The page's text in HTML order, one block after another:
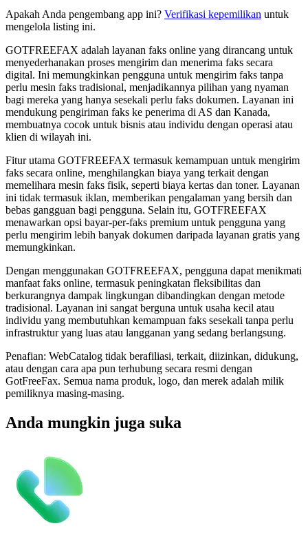
Apakah Anda pengembang app ini? Verifikasi kepemilikan untuk
mengelola listing ini.
GOTFREEFAX adalah layanan faks online yang dirancang untuk
menyederhanakan proses mengirim dan menerima faks secara
digital. Ini memungkinkan pengguna untuk mengirim faks tanpa
perlu mesin faks tradisional, menjadikannya pilihan yang nyaman
bagi mereka yang hanya sesekali perlu faks dokumen. Layanan ini
mendukung pengiriman faks ke penerima di AS dan Kanada,
membuatnya cocok untuk bisnis atau individu dengan operasi atau
klien di wilayah ini.
Fitur utama GOTFREEFAX termasuk kemampuan untuk mengirim
faks secara online, menghilangkan biaya yang terkait dengan
memelihara mesin faks fisik, seperti biaya kertas dan toner. Layanan
ini tidak termasuk iklan, memberikan pengalaman yang bersih dan
bebas gangguan bagi pengguna. Selain itu, GOTFREEFAX
menawarkan opsi bayar-per-faks premium untuk pengguna yang
perlu mengirim lebih banyak dokumen daripada layanan gratis yang
memungkinkan.
Dengan menggunakan GOTFREEFAX, pengguna dapat menikmati
manfaat faks online, termasuk peningkatan fleksibilitas dan
berkurangnya dampak lingkungan dibandingkan dengan metode
tradisional. Layanan ini sangat berguna untuk usaha kecil atau
individu yang membutuhkan kemampuan faks sesekali tanpa perlu
infrastruktur yang luas atau langganan yang sedang berlangsung.
Penafian: WebCatalog tidak berafiliasi, terkait, diizinkan, didukung,
atau dengan cara apa pun terhubung secara resmi dengan
GotFreeFax. Semua nama produk, logo, dan merek adalah milik
pemiliknya masing-masing.
Anda mungkin juga suka